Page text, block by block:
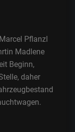
Pflanzl
Madlene
Beginn,
daher